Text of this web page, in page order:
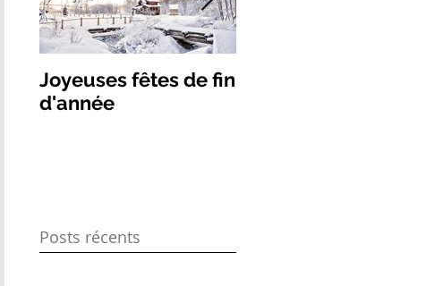
Joyeuses fêtes de fin
d'année
Posts récents